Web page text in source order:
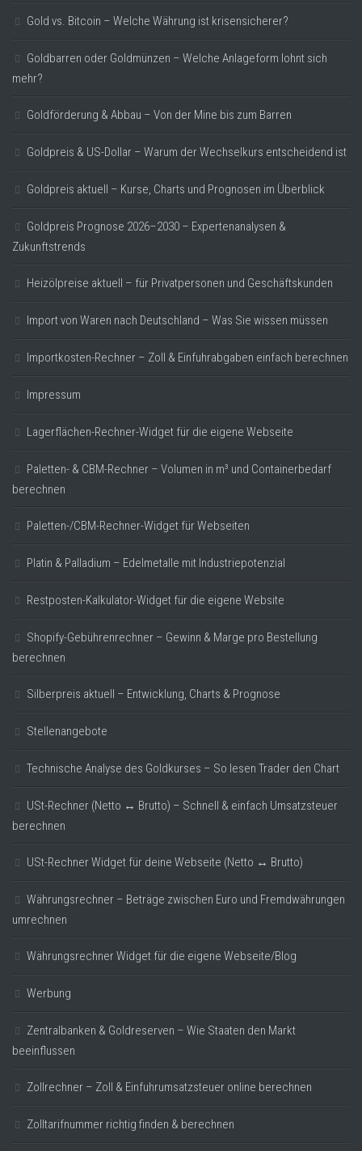
Gold vs. Bitcoin – Welche Währung ist krisensicherer?
Goldbarren oder Goldmünzen – Welche Anlageform lohnt sich
mehr?
Goldförderung & Abbau – Von der Mine bis zum Barren
Goldpreis & US-Dollar – Warum der Wechselkurs entscheidend ist
Goldpreis aktuell – Kurse, Charts und Prognosen im Überblick
Goldpreis Prognose 2026–2030 – Expertenanalysen &
Zukunftstrends
Heizölpreise aktuell – für Privatpersonen und Geschäftskunden
Import von Waren nach Deutschland – Was Sie wissen müssen
Importkosten-Rechner – Zoll & Einfuhrabgaben einfach berechnen
Impressum
Lagerflächen-Rechner-Widget für die eigene Webseite
Paletten- & CBM-Rechner – Volumen in m³ und Containerbedarf
berechnen
Paletten-/CBM-Rechner-Widget für Webseiten
Platin & Palladium – Edelmetalle mit Industriepotenzial
Restposten-Kalkulator-Widget für die eigene Website
Shopify-Gebührenrechner – Gewinn & Marge pro Bestellung
berechnen
Silberpreis aktuell – Entwicklung, Charts & Prognose
Stellenangebote
Technische Analyse des Goldkurses – So lesen Trader den Chart
USt-Rechner (Netto ↔ Brutto) – Schnell & einfach Umsatzsteuer
berechnen
USt-Rechner Widget für deine Webseite (Netto ↔ Brutto)
Währungsrechner – Beträge zwischen Euro und Fremdwährungen
umrechnen
Währungsrechner Widget für die eigene Webseite/Blog
Werbung
Zentralbanken & Goldreserven – Wie Staaten den Markt
beeinflussen
Zollrechner – Zoll & Einfuhrumsatzsteuer online berechnen
Zolltarifnummer richtig finden & berechnen